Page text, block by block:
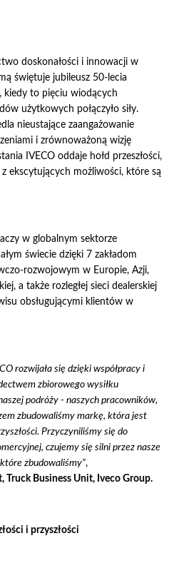
doskonałości i innowacji w
świętuje jubileusz 50-lecia
to pięciu wiodących
użytkowych połączyło siły.
nieustające zaangażowanie
i zrównoważoną wizję
IVECO oddaje hołd przeszłości,
ekscytujących możliwości, które są
w globalnym sektorze
świecie dzięki 7 zakładom
rozwojowym w Europie, Azji,
a także rozległej sieci dealerskiej
obsługującymi klientów w
rozwijała się dzięki współpracy i
zbiorowego wysiłku
podróży - naszych pracowników,
zbudowaliśmy markę, która jest
Przyczyniliśmy się do
czujemy się silni przez nasze
zbudowaliśmy”,
Truck Business Unit, Iveco Group.
i przyszłości